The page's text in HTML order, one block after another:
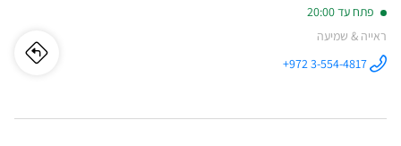
פתח עד 20:00
ראייה & שמיעה
התקשר לחנות
סנטר ב
+972 3-554-4817 לו"ז